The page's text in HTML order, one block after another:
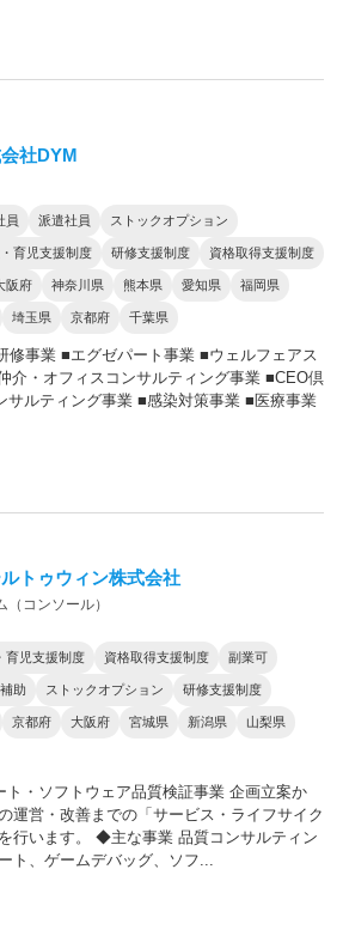
社DYM
員 派遣社員 ストックオプション
育児支援制度 研修支援制度 資格取得支援制度
阪府 神奈川県 熊本県 愛知県 福岡県
埼玉県 京都府 千葉県
修事業 ■エグゼパート事業 ■ウェルフェアス
介・オフィスコンサルティング事業 ■CEO倶
サルティング事業 ■感染対策事業 ■医療事業
トゥウィン株式会社
（コンソール）
育児支援制度 資格取得支援制度 副業可
助 ストックオプション 研修支援制度
京都府 大阪府 宮城県 新潟県 山梨県
・ソフトウェア品質検証事業 企画立案か
運営・改善までの「サービス・ライフサイク
行います。 ◆主な事業 品質コンサルティン
ト、ゲームデバッグ、ソフ...